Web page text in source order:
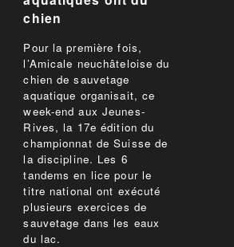
chien
Pour la première fois,
l’Amicale neuchâteloise du
chien de sauvetage
aquatique organisait, ce
week-end aux Jeunes-
Rives, la 17e édition du
championnat de Suisse de
la discipline. Les 6
tandems en lice pour le
titre national ont exécuté
plusieurs exercices de
sauvetage dans les eaux
du lac.